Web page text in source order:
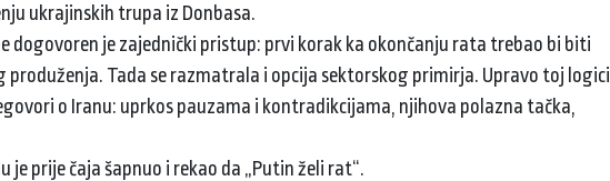
ukrajinskih trupa iz Donbasa.
dogovoren je zajednički pristup: prvi korak ka okončanju rata trebao bi biti
Tada se razmatrala i opcija sektorskog primirja. Upravo toj logici
o Iranu: uprkos pauzama i kontradikcijama, njihova polazna tačka,
prije čaja šapnuo i rekao da „Putin želi rat“.